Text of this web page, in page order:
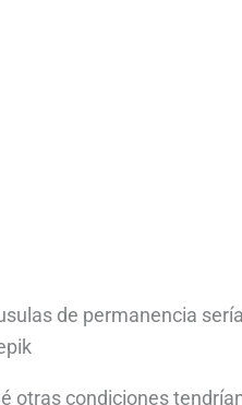
de permanencia
otras condiciones